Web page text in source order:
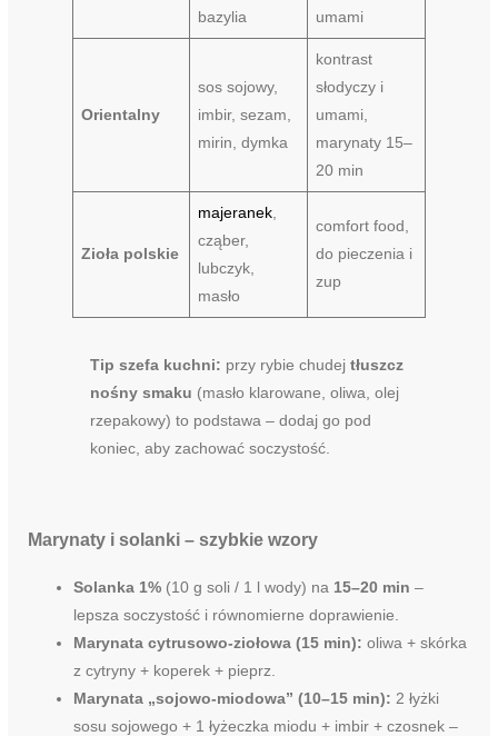
bazylia
umami
Orientalny
sos sojowy,
imbir, sezam,
mirin, dymka
kontrast
słodyczy i
umami,
marynaty 15–
20 min
Zioła polskie
majeranek,
cząber,
lubczyk,
masło
comfort food,
do pieczenia i
zup
Tip szefa kuchni: przy rybie chudejtłuszcz
nośny smaku (masło klarowane, oliwa, olej
rzepakowy) to podstawa – dodaj go pod
koniec, aby zachować soczystość.
Marynaty i solanki – szybkie wzory
Solanka 1%(10 g soli / 1 l wody) na 15–20 min –
lepsza soczystość i równomierne doprawienie.
Marynata cytrusowo-ziołowa (15 min): oliwa + skórka
z cytryny + koperek + pieprz.
Marynata „sojowo-miodowa” (10–15 min): 2 łyżki
sosu sojowego + 1 łyżeczka miodu + imbir + czosnek –